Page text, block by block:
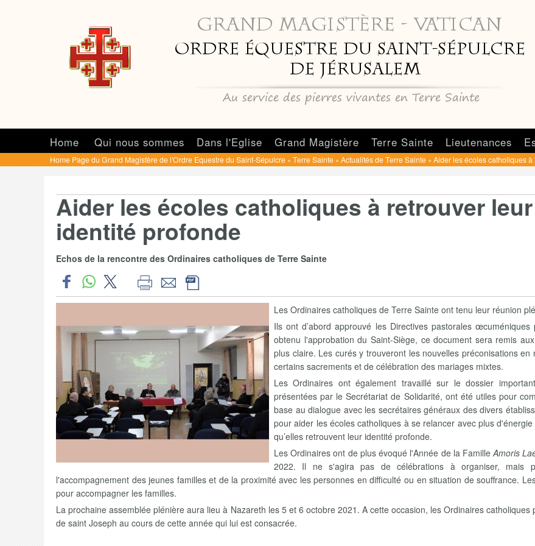
Home Qui nous sommes Dans l'Eglise Grand Magistère Terre Sainte Lieutenances
Home Page du Grand Magistère de l'Ordre Equestre du Saint-Sépulcre » Terre Sainte » Actualités de Terre Sainte » Aider les écoles catholiques
Aider les écoles catholiques à retrouver leur
identité profonde
Echos de la rencontre des Ordinaires catholiques de Terre Sainte
Les Ordinaires catholiques de Terre Sainte ont tenu leur réunion
Ils ont d’abord approuvé les Directives pastorales
obtenu l'approbation du Saint-Siège, ce document sera remis
plus claire. Les curés y trouveront les nouvelles préconisations
certains sacrements et de célébration des mariages mixtes.
Les Ordinaires ont également travaillé sur le dossier
présentées par le Secrétariat de Solidarité, ont été utiles pour
base au dialogue avec les secrétaires généraux des divers
pour aider les écoles catholiques à se relancer avec plus
qu’elles retrouvent leur identité profonde.
Les Ordinaires ont de plus évoqué l'Année de la FamilleAmoris
2022. Il ne s'agira pas de célébrations à organiser,
l'accompagnement des jeunes familles et de la proximité avec les personnes en difficulté ou en situation de souffrance.
pour accompagner les familles.
La prochaine assemblée plénière aura lieu à Nazareth les 5 et 6 octobre 2021. A cette occasion, les Ordinaires
de saint Joseph au cours de cette année qui lui est consacrée.